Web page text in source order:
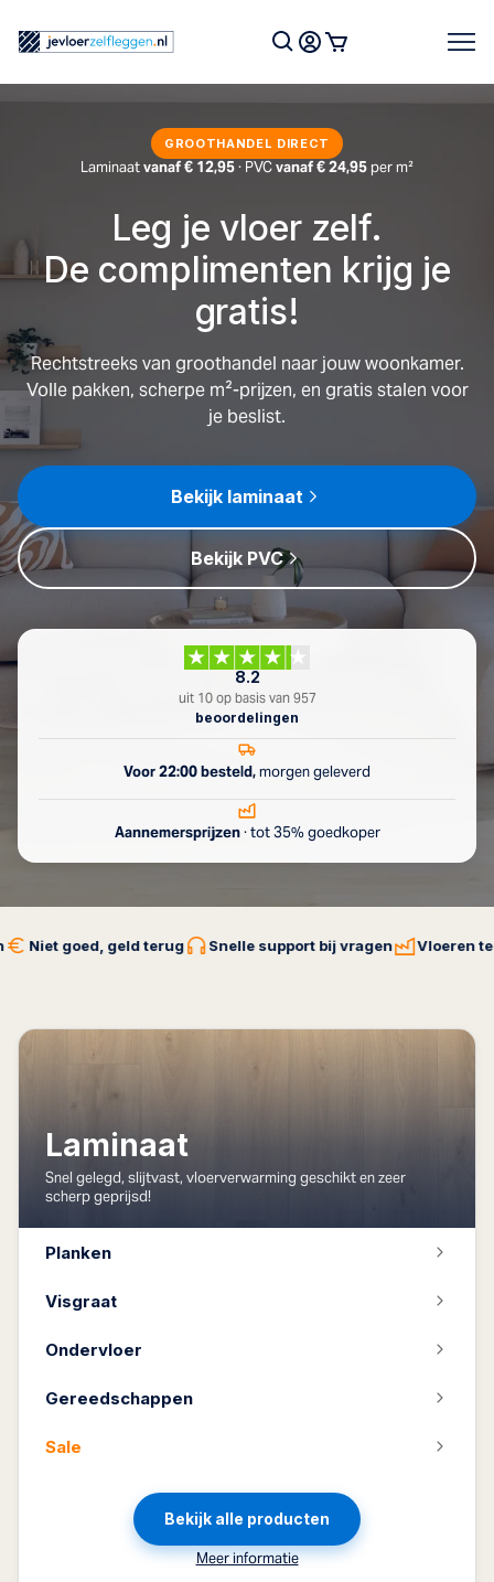
GROOTHANDEL DIRECT
Laminaatvanaf € 12,95· PVCvanaf € 24,95 per m²
Leg je vloer zelf.
De complimenten krijg je
gratis!
Rechtstreeks van groothandel naar jouw woonkamer.
Volle pakken, scherpe m²-prijzen, en gratis stalen voor
je beslist.
Bekijk laminaat
Bekijk PVC
8.2
uit 10 op basis van 957
beoordelingen
Voor 22:00 besteld,morgen geleverd
Aannemersprijzen· tot 35% goedkoper
Niet goed, geld terug Snelle support bij vragen Vloeren
Laminaat
Snel gelegd, slijtvast, vloerverwarming geschikt en zeer
scherp geprijsd!
Planken
Visgraat
Ondervloer
Gereedschappen
Sale
Bekijk alle producten
Meer informatie